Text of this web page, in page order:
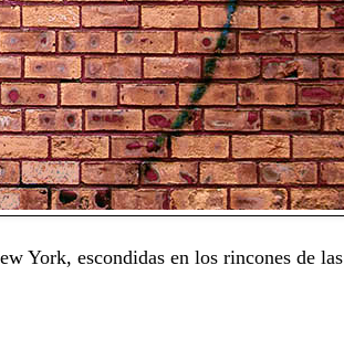
York, escondidas en los rincones de las